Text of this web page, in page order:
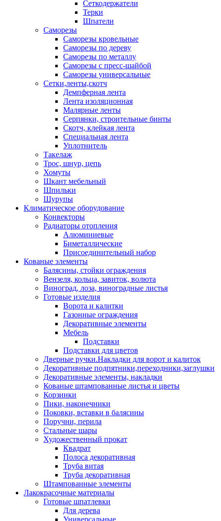
Сеткодержатели
Терки
Шпатели
Саморезы
Саморезы кровельные
Саморезы по дереву
Саморезы по металлу
Саморезы с пресс-шайбой
Саморезы универсальные
Сетки,ленты,скотч
Демпферная лента
Лента изоляционная
Малярные ленты
Серпянки, строительные бинты
Скотч, клейкая лента
Специальная лента
Уплотнитель
Такелаж
Трос, шнур, цепь
Хомуты
Шкант мебельный
Шпильки
Шурупы
Климатическое оборудование
Конвекторы
Радиаторы отопления
Алюминиевые
Биметаллические
Присоединительный набор
Кованые элементы
Балясины, стойки ограждения
Вензеля, кольца, завиток, волюта
Виноград, лоза, виноградные листья
Готовые изделия
Ворота и калитки
Газонные ограждения
Декоративные элементы
Мебель
Подставки
Подставки для цветов
Дверные ручки.Накладки для ворот и калиток
Декоративные подпятники,переходники,заглушки
Декоративные элементы, накладки
Кованые штампованные листья и цветы
Корзинки
Пики, наконечники
Поковки, вставки в балясины
Поручни, перила
Стальные шары
Художественный прокат
Квадрат
Полоса декоративная
Труба витая
Труба декоративная
Штампованные элементы
Лакокрасочные материалы
Готовые шпатлевки
Для дерева
Универсальные